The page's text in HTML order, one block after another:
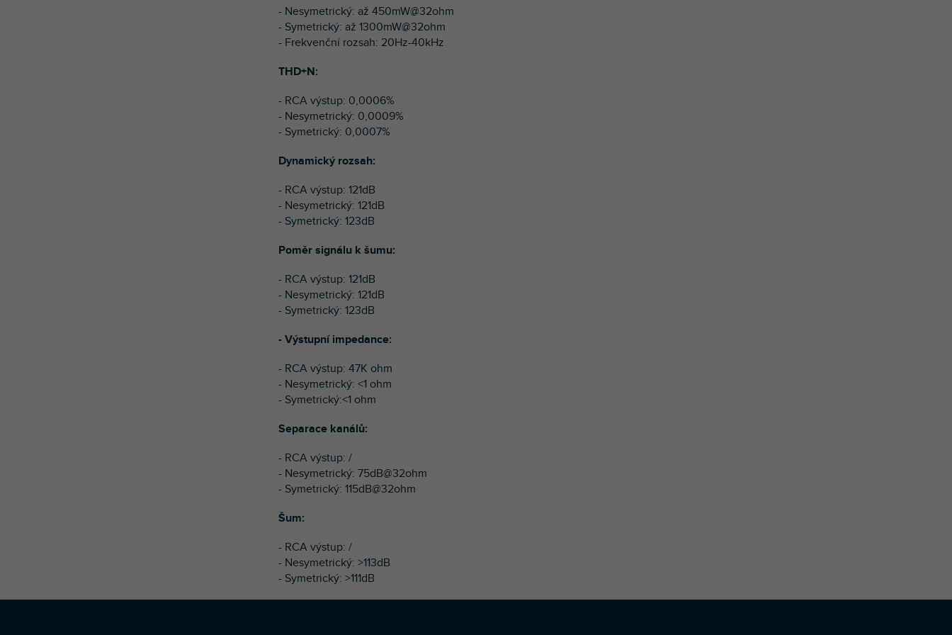
- Nesymetrický: až 450mW@32ohm
- Symetrický: až 1300mW@32ohm
- Frekvenční rozsah: 20Hz-40kHz
THD+N:
- RCA výstup: 0,0006%
- Nesymetrický: 0,0009%
- Symetrický: 0,0007%
Dynamický rozsah:
- RCA výstup: 121dB
- Nesymetrický: 121dB
- Symetrický: 123dB
Poměr signálu k šumu:
- RCA výstup: 121dB
- Nesymetrický: 121dB
- Symetrický: 123dB
- Výstupní impedance:
- RCA výstup: 47K ohm
- Nesymetrický: <1 ohm
- Symetrický:<1 ohm
Separace kanálů:
- RCA výstup: /
- Nesymetrický: 75dB@32ohm
- Symetrický: 115dB@32ohm
Šum:
- RCA výstup: /
- Nesymetrický: >113dB
- Symetrický: >111dB